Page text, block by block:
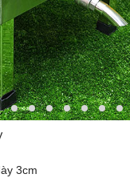
3cm